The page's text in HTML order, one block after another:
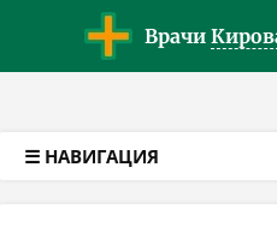
Врачи
☰ НАВИГАЦИЯ